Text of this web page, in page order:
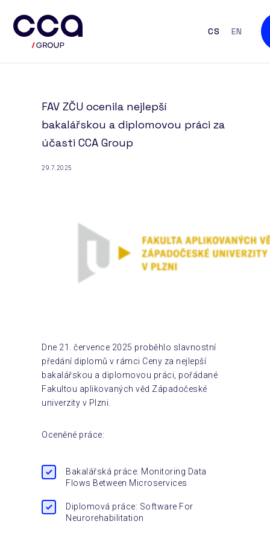
CS EN
FAV ZČU ocenila nejlepší
bakalářskou a diplomovou práci za
účasti CCA Group
29.7.2025
Dne 21. července 2025 proběhlo slavnostní
předání diplomů v rámci Ceny za nejlepší
bakalářskou a diplomovou práci, pořádané
Fakultou aplikovaných věd Západočeské
univerzity v Plzni.
Oceněné práce:
Bakalářská práce: Monitoring Data
Flows Between Microservices
Diplomová práce: Software For
Neurorehabilitation